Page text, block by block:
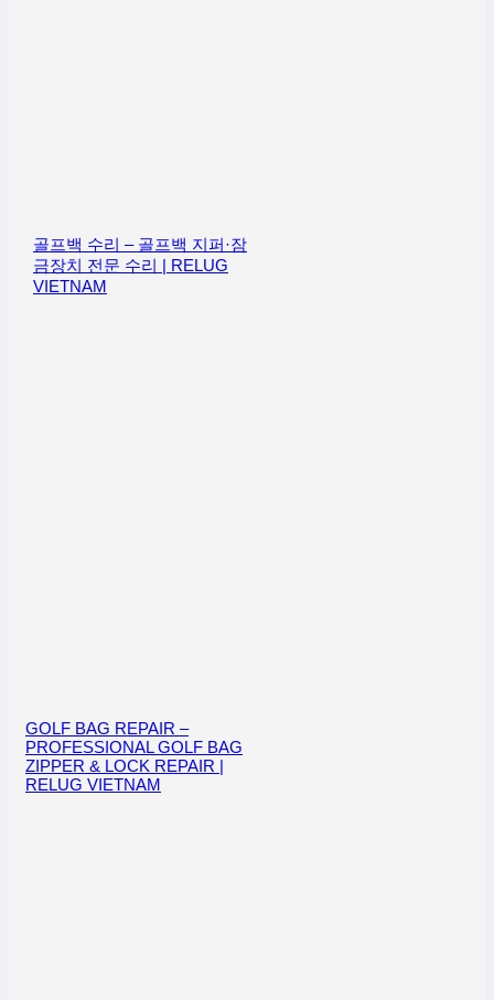
골프백 수리 – 골프백 지퍼·잠
금장치 전문 수리 | RELUG
VIETNAM
GOLF BAG REPAIR –
PROFESSIONAL GOLF BAG
ZIPPER & LOCK REPAIR |
RELUG VIETNAM